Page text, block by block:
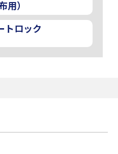
用）
トロック